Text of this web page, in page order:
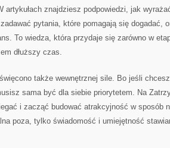
artykułach znajdziesz podpowiedzi, jak
pytania, które pomagają się dogadać,
To wiedza, która przydaje się zarówno w
dłuższy czas.
także wewnętrznej sile. Bo jeśli
sama być dla siebie priorytetem. Na
i zacząć budować atrakcyjność w sposób
poza, tylko świadomość i umiejętność